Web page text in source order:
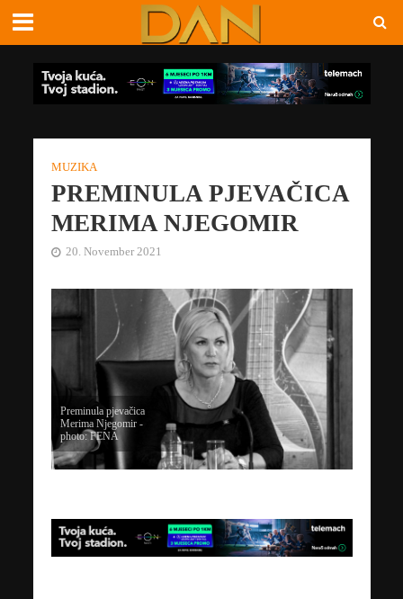
MUZIKA
PREMINULA PJEVAČICA
MERIMA NJEGOMIR
20. November 2021
Preminula pjevačica
Merima Njegomir -
photo: FENA